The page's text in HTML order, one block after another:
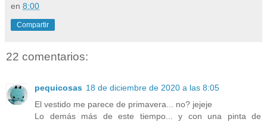
en 8:00
Compartir
22 comentarios:
pequicosas 18 de diciembre de 2020 a las 8:05
El vestido me parece de primavera... no? jejeje
Lo demás más de este tiempo... y con una pinta de